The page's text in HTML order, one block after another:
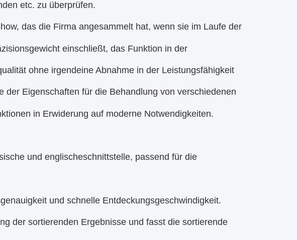
etc. zu überprüfen.
das die Firma angesammelt hat, wenn sie im Laufe der
einschließt, das Funktion in der
ohne irgendeine Abnahme in der Leistungsfähigkeit
Eigenschaften für die Behandlung von verschiedenen
in Erwiderung auf moderne Notwendigkeiten.
und englischeschnittstelle, passend für die
und schnelle Entdeckungsgeschwindigkeit.
der sortierenden Ergebnisse und fasst die sortierende